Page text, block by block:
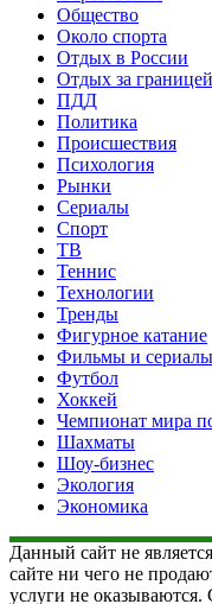
Общество
Около спорта
Отдых в России
Отдых за границей
ПДД
Политика
Происшествия
Психология
Рынки
Сериалы
Спорт
ТВ
Теннис
Технологии
Тренды
Фигурное катание
Фильмы и сериалы
Футбол
Хоккей
Чемпионат мира
Шахматы
Шоу-бизнес
Экология
Экономика
Данный сайт не
сайте ни чего не
услуги не оказываются.